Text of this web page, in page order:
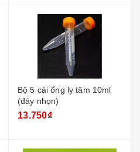
Bộ 5 cái ống ly tâm 10ml
(đáy nhọn)
13.750₫